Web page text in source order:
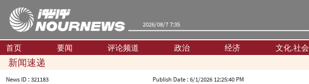
2026/08/7 7:35
首页 要闻 评论频道 政治 经济 文化.社会
新闻速递
News ID :321183 Publish Date :6/1/2026 12:25:40 PM